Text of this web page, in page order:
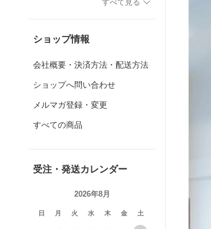
れ)
すべて見る
ショップ情報
会社概要・決済方法・配送方法
ショップへ問い合わせ
メルマガ登録・変更
すべての商品
受注・発送カレンダー
2026年8月
日 月 火 水 木 金 土